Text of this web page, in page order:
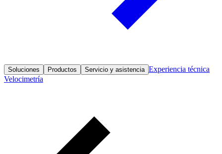
Soluciones Productos Servicio y asistencia Experiencia técnica
Velocimetría